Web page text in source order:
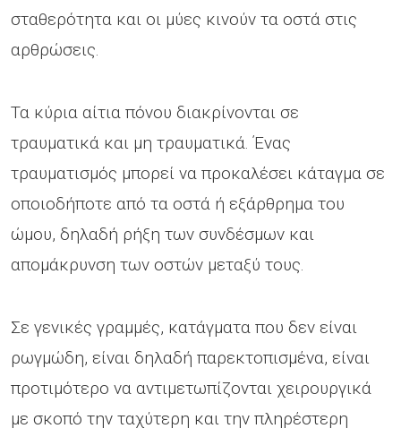
σταθερότητα και οι μύες κινούν τα οστά στις
αρθρώσεις.
Τα κύρια αίτια πόνου διακρίνονται σε
τραυματικά και μη τραυματικά. Ένας
τραυματισμός μπορεί να προκαλέσει κάταγμα σε
οποιοδήποτε από τα οστά ή εξάρθρημα του
ώμου, δηλαδή ρήξη των συνδέσμων και
απομάκρυνση των οστών μεταξύ τους.
Σε γενικές γραμμές, κατάγματα που δεν είναι
ρωγμώδη, είναι δηλαδή παρεκτοπισμένα, είναι
προτιμότερο να αντιμετωπίζονται χειρουργικά
με σκοπό την ταχύτερη και την πληρέστερη